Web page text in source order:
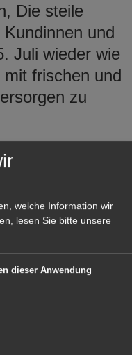
Die steile
und
Juli wieder wie
frischen und
zu
muss jedoch
27. Juni,
ebenso der
Uhr. Auch
findet wie
welche Information wir
lesen Sie bitte unsere
dieser Anwendung